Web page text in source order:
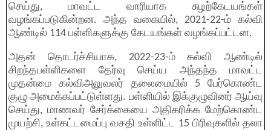
செய்து, மாவட்ட வாரியாக சுழற்கேடயங்கள்
வழங்கப்படுகின்றன. அந்த வகையில், 2021-22-ம் கல்வி
ஆண்டில் 114 பள்ளிகளுக்கு கேடயங்கள் வழங்கப்பட்டன.
அதன் தொடர்ச்சியாக, 2022-23-ம் கல்வி ஆண்டில்
சிறந்தபள்ளிகளை தேர்வு செய்ய அந்தந்த மாவட்ட
முதன்மை கல்விஅலுவலர் தலைமையில் 5 பேர்கொண்ட
குழு அமைக்கப்பட்டுள்ளது. பள்ளியில் இக்குழுவினர் ஆய்வு
செய்து, மாணவர் சேர்க்கையை அதிகரிக்க மேற்கொண்ட
முயற்சி, உள்கட்டமைப்பு வசதி உள்ளிட்ட 15 பிரிவுகளில் தலா